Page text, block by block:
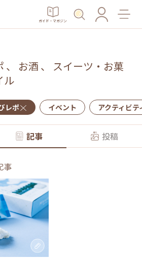
ガイド・マガジン
、 お酒 、 スイーツ・お菓
ル
レポ イベント アクティビテ
記事 投稿
事